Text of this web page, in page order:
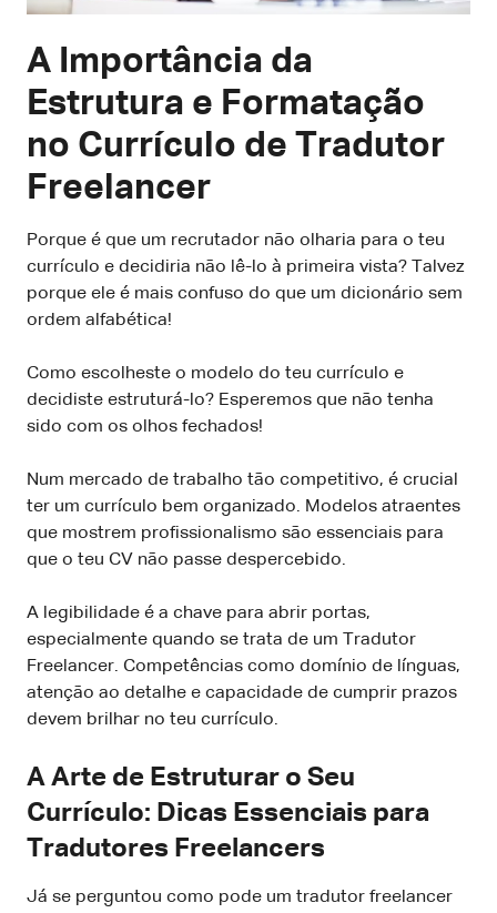
A Importância da
Estrutura e Formatação
no Currículo de Tradutor
Freelancer
Porque é que um recrutador não olharia para o teu
currículo e decidiria não lê-lo à primeira vista? Talvez
porque ele é mais confuso do que um dicionário sem
ordem alfabética!
Como escolheste o modelo do teu currículo e
decidiste estruturá-lo? Esperemos que não tenha
sido com os olhos fechados!
Num mercado de trabalho tão competitivo, é crucial
ter um currículo bem organizado. Modelos atraentes
que mostrem profissionalismo são essenciais para
que o teu CV não passe despercebido.
A legibilidade é a chave para abrir portas,
especialmente quando se trata de um Tradutor
Freelancer. Competências como domínio de línguas,
atenção ao detalhe e capacidade de cumprir prazos
devem brilhar no teu currículo.
A Arte de Estruturar o Seu
Currículo: Dicas Essenciais para
Tradutores Freelancers
Já se perguntou como pode um tradutor freelancer